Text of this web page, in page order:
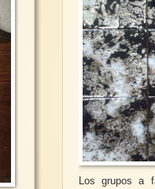
Los grupos a